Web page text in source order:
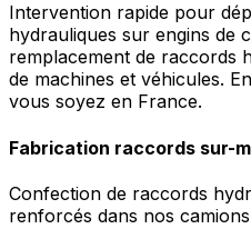
Intervention rapide pour
hydrauliques sur engins de
remplacement de raccords
de machines et véhicules.
vous soyez en France.
Fabrication raccords sur-
Confection de raccords
renforcés dans nos